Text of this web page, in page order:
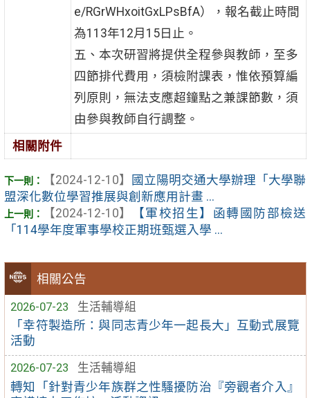
相關公告
2026-07-23
生活輔導組
「幸符製造所：與同志青少年一起長大」互動式展覽
活動
2026-07-23
生活輔導組
轉知「針對青少年族群之性騷擾防治『旁觀者介入』
e/RGrWHxoitGxLPsBfA），報名截止時間
為113年12月15日止。
五、本次研習將提供全程參與教師，至多
四節排代費用，須檢附課表，惟依預算編
列原則，無法支應超鐘點之兼課節數，須
由參與教師自行調整。
相關附件
【2024-12-10】
國立陽明交通大學辦理「大學聯
盟深化數位學習推展與創新應用計畫 ...
【2024-12-10】
【軍校招生】函轉國防部檢送
「114學年度軍事學校正期班甄選入學 ...